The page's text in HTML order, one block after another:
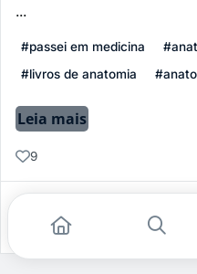
...
#passei em medicina
#livros de anatomia
Leia mais
9
Gostei Comentar